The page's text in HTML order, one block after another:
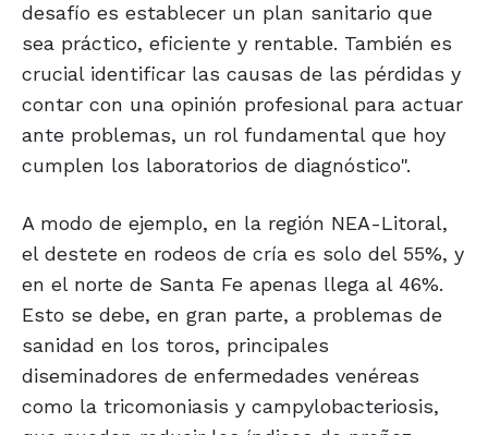
desafío es establecer un plan sanitario que
sea práctico, eficiente y rentable. También es
crucial identificar las causas de las pérdidas y
contar con una opinión profesional para actuar
ante problemas, un rol fundamental que hoy
cumplen los laboratorios de diagnóstico".
A modo de ejemplo, en la región NEA-Litoral,
el destete en rodeos de cría es solo del 55%, y
en el norte de Santa Fe apenas llega al 46%.
Esto se debe, en gran parte, a problemas de
sanidad en los toros, principales
diseminadores de enfermedades venéreas
como la tricomoniasis y campylobacteriosis,